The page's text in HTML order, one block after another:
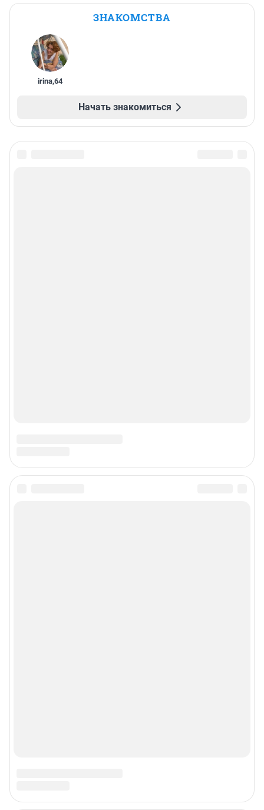
ЗНАКОМСТВА
irina,64
Начать знакомиться